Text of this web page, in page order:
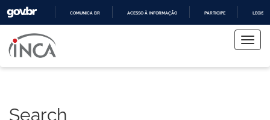
COMUNICA BR ACESSO À INFORMAÇÃO PARTICIPE
navigation
Search